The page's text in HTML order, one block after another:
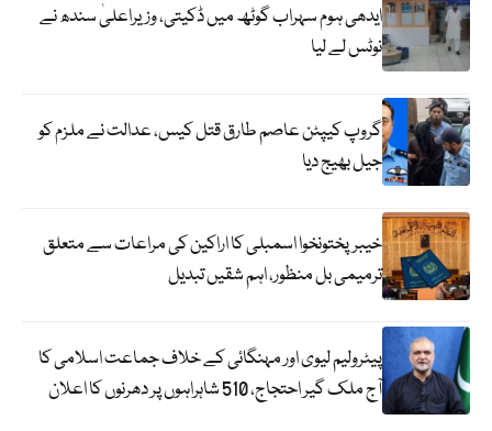
ایدھی ہوم سہراب گوٹھ میں ڈکیتی، وزیراعلیٰ سندھ نے
نوٹس لے لیا
گروپ کیپٹن عاصم طارق قتل کیس، عدالت نے ملزم کو
جیل بھیج دیا
خیبرپختونخوا اسمبلی کا اراکین کی مراعات سے متعلق
ترمیمی بل منظور، اہم شقیں تبدیل
پیٹرولیم لیوی اور مہنگائی کے خلاف جماعت اسلامی کا
آج ملک گیر احتجاج، 510 شاہراہوں پر دھرنوں کا اعلان